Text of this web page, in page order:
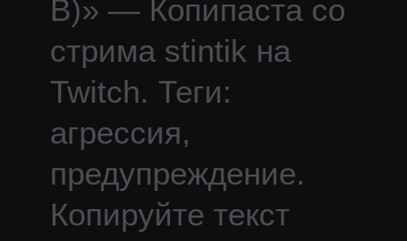
B)» — Копипаста со
стрима stintik на
Twitch. Теги:
агрессия,
предупреждение.
Копируйте текст